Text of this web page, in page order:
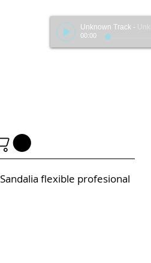
Unknown Track -
00:00
Sandalia flexible profesional